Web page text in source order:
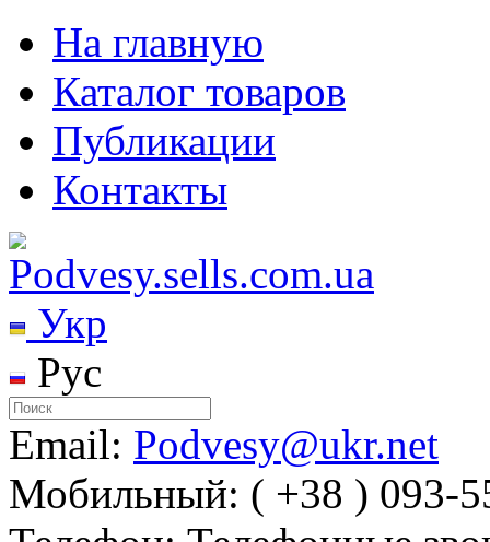
На главную
Каталог товаров
Публикации
Контакты
Укр
Рус
Email: Podvesy@ukr.net
Мобильный: ( +38 ) 093-